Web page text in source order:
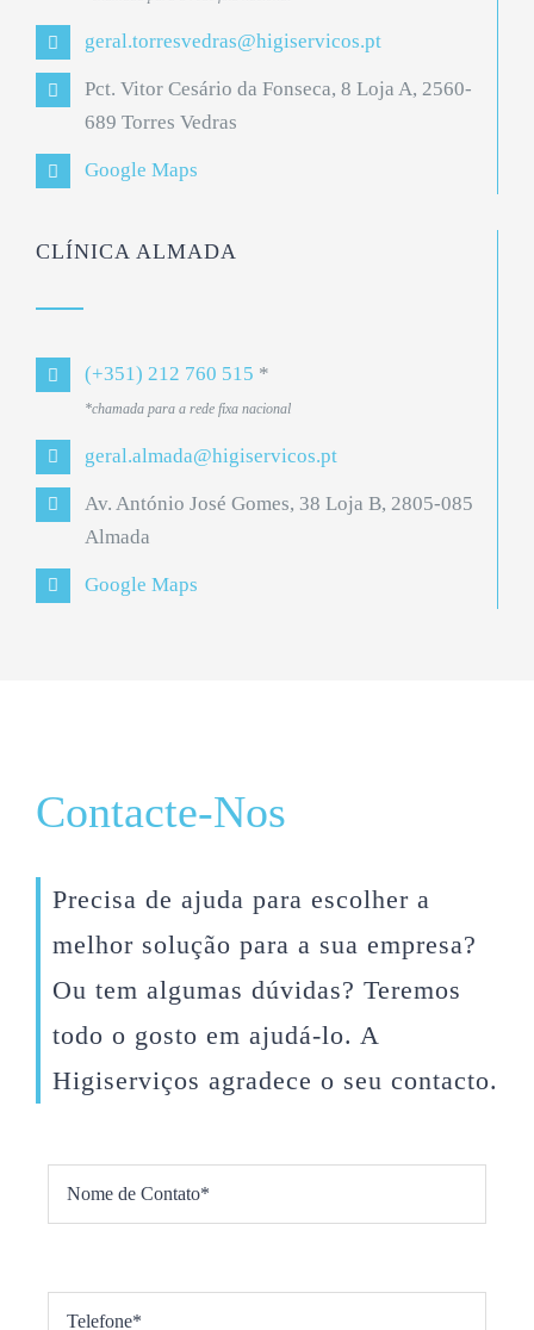
geral.torresvedras@higiservicos.pt
Pct. Vitor Cesário da Fonseca, 8 Loja A, 2560-
689 Torres Vedras
Google Maps
CLÍNICA ALMADA
(+351) 212 760 515 *
*chamada para a rede fixa nacional
geral.almada@higiservicos.pt
Av. António José Gomes, 38 Loja B, 2805-085
Almada
Google Maps
Contacte-Nos
Precisa de ajuda para escolher a
melhor solução para a sua empresa?
Ou tem algumas dúvidas? Teremos
todo o gosto em ajudá-lo. A
Higiserviços agradece o seu contacto.